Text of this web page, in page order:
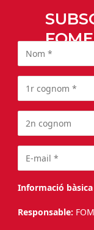
Informació
Responsable: